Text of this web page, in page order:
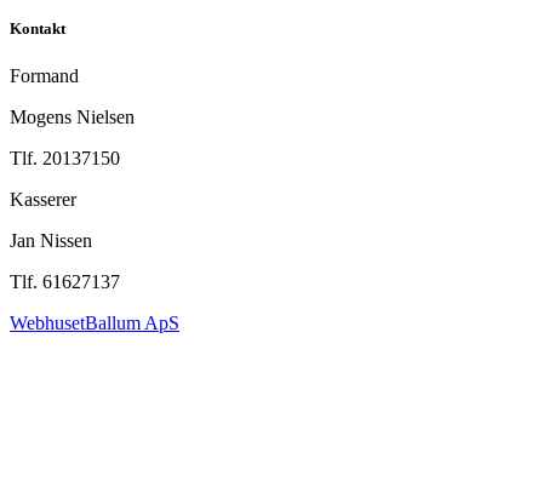
Kontakt
Formand
Mogens Nielsen
Tlf. 20137150
Kasserer
Jan Nissen
Tlf. 61627137
WebhusetBallum ApS